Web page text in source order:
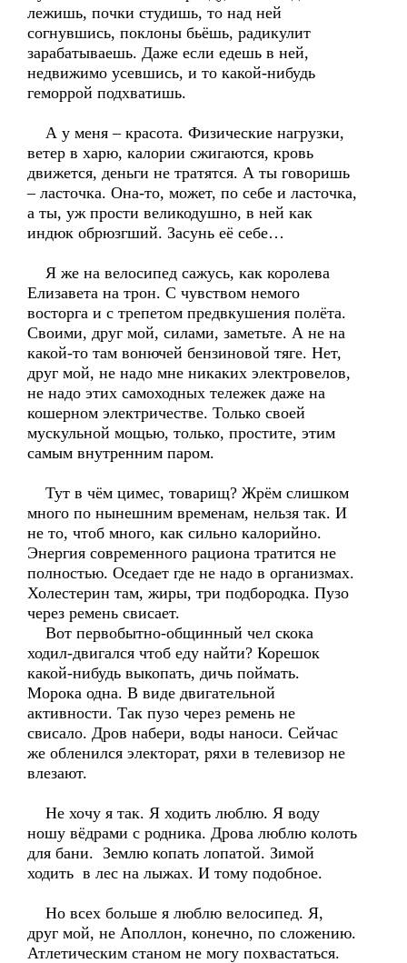
лежишь, почки студишь, то над ней
согнувшись, поклоны бьёшь, радикулит
зарабатываешь. Даже если едешь в ней,
недвижимо усевшись, и то какой-нибудь
геморрой подхватишь.
А у меня – красота. Физические нагрузки,
ветер в харю, калории сжигаются, кровь
движется, деньги не тратятся. А ты говоришь
– ласточка. Она-то, может, по себе и ласточка,
а ты, уж прости великодушно, в ней как
индюк обрюзгший. Засунь её себе…
Я же на велосипед сажусь, как королева
Елизавета на трон. С чувством немого
восторга и с трепетом предвкушения полёта.
Своими, друг мой, силами, заметьте. А не на
какой-то там вонючей бензиновой тяге. Нет,
друг мой, не надо мне никаких электровелов,
не надо этих самоходных тележек даже на
кошерном электричестве. Только своей
мускульной мощью, только, простите, этим
самым внутренним паром.
Тут в чём цимес, товарищ? Жрём слишком
много по нынешним временам, нельзя так. И
не то, чтоб много, как сильно калорийно.
Энергия современного рациона тратится не
полностью. Оседает где не надо в организмах.
Холестерин там, жиры, три подбородка. Пузо
через ремень свисает.
Вот первобытно-общинный чел скока
ходил-двигался чтоб еду найти? Корешок
какой-нибудь выкопать, дичь поймать.
Морока одна. В виде двигательной
активности. Так пузо через ремень не
свисало. Дров набери, воды наноси. Сейчас
же обленился электорат, ряхи в телевизор не
влезают.
Не хочу я так. Я ходить люблю. Я воду
ношу вёдрами с родника. Дрова люблю колоть
для бани. Землю копать лопатой. Зимой
ходить в лес на лыжах. И тому подобное.
Но всех больше я люблю велосипед. Я,
друг мой, не Аполлон, конечно, по сложению.
Атлетическим станом не могу похвастаться.